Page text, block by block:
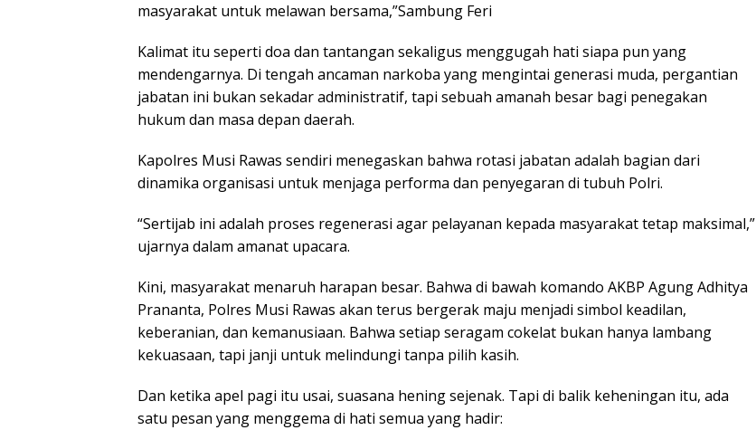
masyarakat untuk melawan bersama,”Sambung Feri
Kalimat itu seperti doa dan tantangan sekaligus menggugah hati siapa pun yang
mendengarnya. Di tengah ancaman narkoba yang mengintai generasi muda, pergantian
jabatan ini bukan sekadar administratif, tapi sebuah amanah besar bagi penegakan
hukum dan masa depan daerah.
Kapolres Musi Rawas sendiri menegaskan bahwa rotasi jabatan adalah bagian dari
dinamika organisasi untuk menjaga performa dan penyegaran di tubuh Polri.
“Sertijab ini adalah proses regenerasi agar pelayanan kepada masyarakat tetap maksimal,”
ujarnya dalam amanat upacara.
Kini, masyarakat menaruh harapan besar. Bahwa di bawah komando AKBP Agung Adhitya
Prananta, Polres Musi Rawas akan terus bergerak maju menjadi simbol keadilan,
keberanian, dan kemanusiaan. Bahwa setiap seragam cokelat bukan hanya lambang
kekuasaan, tapi janji untuk melindungi tanpa pilih kasih.
Dan ketika apel pagi itu usai, suasana hening sejenak. Tapi di balik keheningan itu, ada
satu pesan yang menggema di hati semua yang hadir: